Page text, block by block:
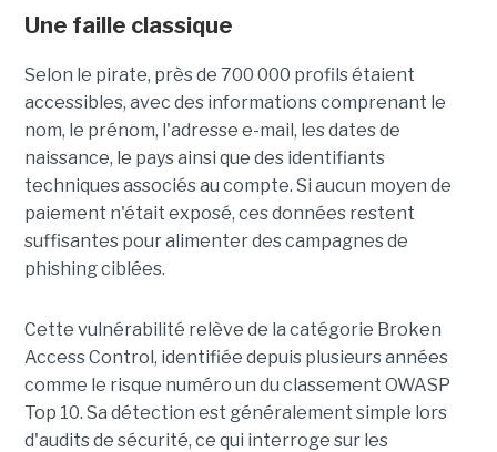
Une faille classique
Selon le pirate, près de 700 000 profils étaient
accessibles, avec des informations comprenant le
nom, le prénom, l'adresse e-mail, les dates de
naissance, le pays ainsi que des identifiants
techniques associés au compte. Si aucun moyen de
paiement n'était exposé, ces données restent
suffisantes pour alimenter des campagnes de
phishing ciblées.
Cette vulnérabilité relève de la catégorie Broken
Access Control, identifiée depuis plusieurs années
comme le risque numéro un du classement OWASP
Top 10. Sa détection est généralement simple lors
d'audits de sécurité, ce qui interroge sur les